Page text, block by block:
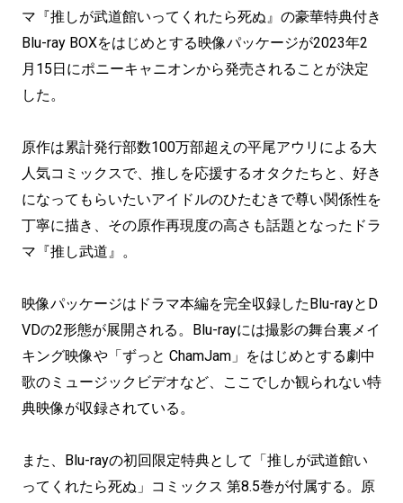
マ『推しが武道館いってくれたら死ぬ』の豪華特典付き
Blu-ray BOXをはじめとする映像パッケージが2023年2
月15日にポニーキャニオンから発売されることが決定
した。
原作は累計発行部数100万部超えの平尾アウリによる大
人気コミックスで、推しを応援するオタクたちと、好き
になってもらいたいアイドルのひたむきで尊い関係性を
丁寧に描き、その原作再現度の高さも話題となったドラ
マ『推し武道』。
映像パッケージはドラマ本編を完全収録したBlu-rayとD
VDの2形態が展開される。Blu-rayには撮影の舞台裏メイ
キング映像や「ずっと ChamJam」をはじめとする劇中
歌のミュージックビデオなど、ここでしか観られない特
典映像が収録されている。
また、Blu-rayの初回限定特典として「推しが武道館い
ってくれたら死ぬ」コミックス 第8.5巻が付属する。原